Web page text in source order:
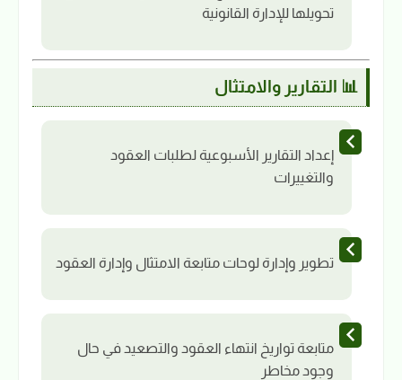
تحويلها للإدارة القانونية
📊 التقارير والامتثال
إعداد التقارير الأسبوعية لطلبات العقود
والتغييرات
تطوير وإدارة لوحات متابعة الامتثال وإدارة العقود
متابعة تواريخ انتهاء العقود والتصعيد في حال
وجود مخاطر